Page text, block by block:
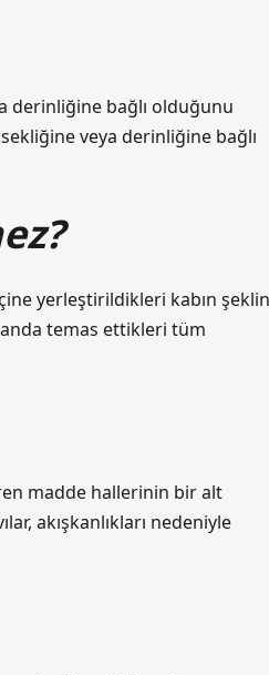
derinliğine bağlı olduğunu
veya derinliğine bağlı
yerleştirildikleri kabın
temas ettikleri tüm
madde hallerinin bir alt
akışkanlıkları nedeniyle